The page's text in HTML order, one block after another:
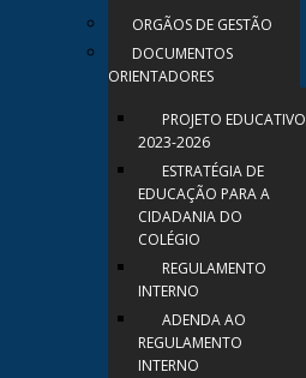
ORGÃOS DE GESTÃO
DOCUMENTOS
ORIENTADORES
PROJETO EDUCATIVO
2023-2026
ESTRATÉGIA DE
EDUCAÇÃO PARA A
CIDADANIA DO
COLÉGIO
REGULAMENTO
INTERNO
ADENDA AO
REGULAMENTO
INTERNO